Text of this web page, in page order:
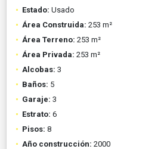
Estado: Usado
Área Construida: 253 m²
Área Terreno: 253 m²
Área Privada: 253 m²
Alcobas: 3
Baños: 5
Garaje: 3
Estrato: 6
Pisos: 8
Año construcción: 2000